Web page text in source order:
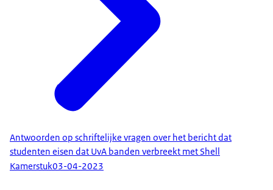
Antwoorden op schriftelijke vragen over het bericht dat
studenten eisen dat UvA banden verbreekt met Shell
Kamerstuk03-04-2023